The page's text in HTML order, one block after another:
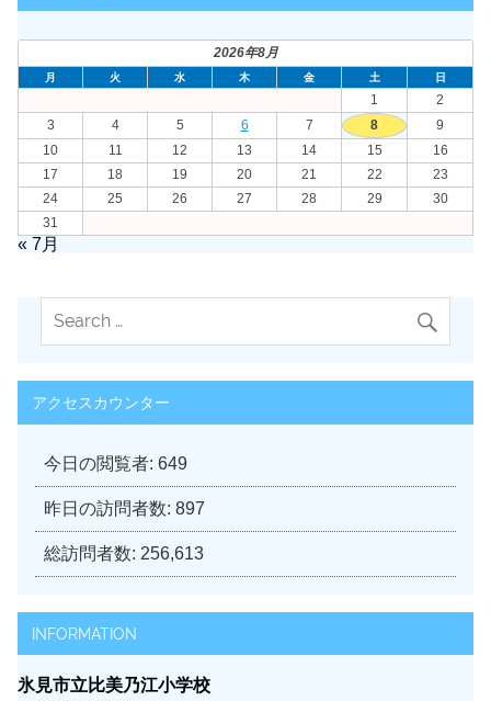
2026年8月
月 火 水 木 金 土 日
1
2
3
4 5 6 7 8
9
10
11 12 13 14 15
16
17
18 19 20 21 22
23
24
25 26 27 28 29
30
31
« 7月
アクセスカウンター
今日の閲覧者: 649
昨日の訪問者数: 897
総訪問者数: 256,613
INFORMATION
氷見市立比美乃江小学校